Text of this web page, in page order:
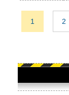
1 2